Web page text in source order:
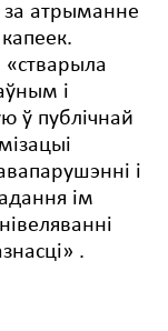
атрыманне
і
ў публічнай
і
ім
.